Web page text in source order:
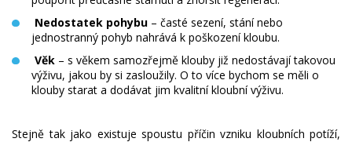
Nedostatek pohybu – časté sezení, stání nebo
jednostranný pohyb nahrává k poškození kloubu.
Věk – s věkem samozřejmě klouby již nedostávají takovou
výživu, jakou by si zasloužily. O to více bychom se měli o
klouby starat a dodávat jim kvalitní kloubní výživu.
Stejně tak jako existuje spoustu příčin vzniku kloubních potíží,